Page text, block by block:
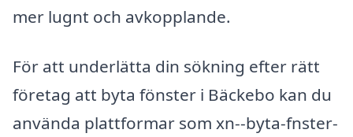
mer lugnt och avkopplande.
För att underlätta din sökning efter rätt
företag att byta fönster i Bäckebo kan du
använda plattformar som xn--byta-fnster-